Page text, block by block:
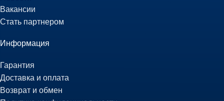
Вакансии
Стать партнером
Информация
Гарантия
Доставка и оплата
Возврат и обмен